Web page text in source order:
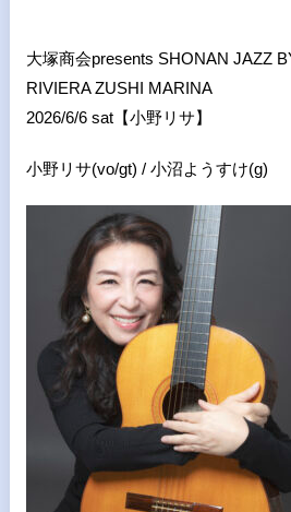
大塚商会presents SHONAN JAZZ
RIVIERA ZUSHI MARINA
2026/6/6 sat【小野リサ】
小野リサ(vo/gt) / 小沼ようすけ(g)